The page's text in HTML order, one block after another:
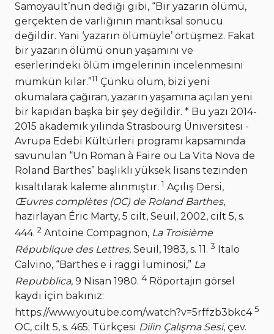
Samoyault’nun dediği gibi, “Bir yazarın ölümü,
gerçekten de varlığının mantıksal sonucu
değildir. Yani ‘yazarın ölümüyle’ örtüşmez. Fakat
bir yazarın ölümü onun yaşamını ve
eserlerindeki ölüm imgelerinin incelenmesini
mümkün kılar.”11 Çünkü ölüm, bizi yeni
okumalara çağıran, yazarın yaşamına açılan yeni
bir kapıdan başka bir şey değildir. * Bu yazı 2014-
2015 akademik yılında Strasbourg Üniversitesi -
Avrupa Edebi Kültürleri programı kapsamında
savunulan “Un Roman à Faire ou La Vita Nova de
Roland Barthes” başlıklı yüksek lisans tezinden
kısaltılarak kaleme alınmıştır. 1 Açılış Dersi,
Œuvres complètes (OC) de Roland Barthes,
hazırlayan Éric Marty, 5 cilt, Seuil, 2002, cilt 5, s.
444. 2 Antoine Compagnon, La Troisième
République des Lettres, Seuil, 1983, s. 11. 3
Italo
Calvino, “Barthes e i raggi luminosi,” La
Repubblica, 9 Nisan 1980. 4 Röportajın görsel
kaydı için bakınız:
https://www.youtube.com/watch?v=5rffzb3bkc45
OC, cilt 5, s. 465; Türkçesi Dilin Çalışma Sesi, çev.